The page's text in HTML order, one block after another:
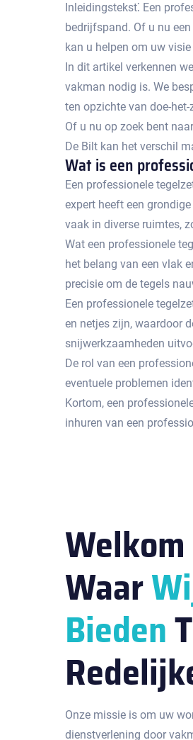
Inleidingstekst⁚ Een
bedrijfspand.​ Of u nu
kan u helpen om uw
In dit artikel verkennen
vakman nodig is.​ We
ten opzichte van doe-
Of u nu op zoek bent
De Bilt kan het verschil
Wat is een
Een professionele
expert heeft een
vaak in diverse ruimtes,
Wat een professionele
het belang van een vlak
precisie om de tegels
Een professionele
en netjes zijn, waardoor
snijwerkzaamheden
De rol van een
eventuele problemen
Kortom, een
inhuren van een
Waar
Bieden
Onze missie is om uw
dienstverlening door